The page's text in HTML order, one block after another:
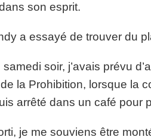
son esprit.
a essayé de trouver du
soir, j’avais prévu
la Prohibition, lorsque la
arrêté dans un café pour
je me souviens être